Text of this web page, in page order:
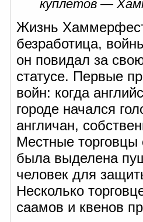
куплетов —
Жизнь
безработица,
он повидал за
статусе. Первые
войн: когда
городе начался
англичан,
Местные торговцы
была выделена
человек для
Несколько
саамов и квенов